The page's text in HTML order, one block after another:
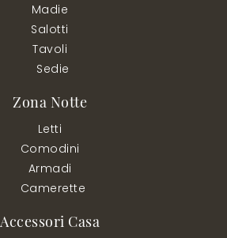
Madie
Salotti
Tavoli
Sedie
Zona Notte
Letti
Comodini
Armadi
Camerette
Accessori Casa